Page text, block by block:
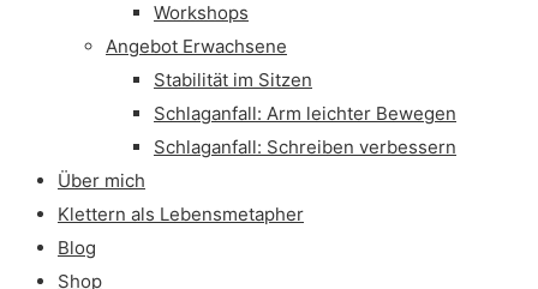
Workshops
Angebot Erwachsene
Stabilität im Sitzen
Schlaganfall: Arm leichter Bewegen
Schlaganfall: Schreiben verbessern
Über mich
Klettern als Lebensmetapher
Blog
Shop